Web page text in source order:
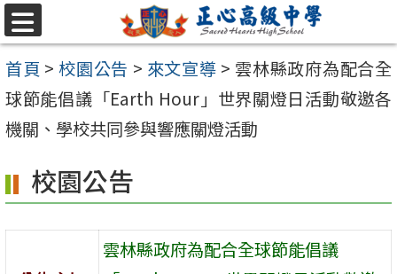
跳至主要內容區
選
單
首頁 > 校園公告 > 來文宣導 > 雲林縣政府為配合全
球節能倡議「Earth Hour」世界關燈日活動敬邀各
機關、學校共同參與響應關燈活動
校園公告
雲林縣政府為配合全球節能倡議